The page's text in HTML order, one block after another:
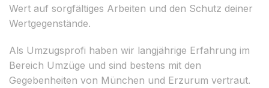
Wert auf sorgfältiges Arbeiten und den Schutz deiner
Wertgegenstände.
Als Umzugsprofi haben wir langjährige Erfahrung im
Bereich Umzüge und sind bestens mit den
Gegebenheiten von München und Erzurum vertraut.